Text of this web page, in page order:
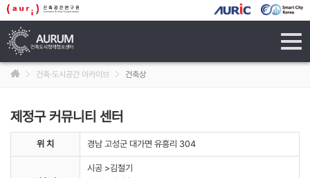
건축·도시공간 아카이브 건축상
제정구 커뮤니티 센터
위 치 경남 고성군 대가면 유흥리 304
시공 >김철기